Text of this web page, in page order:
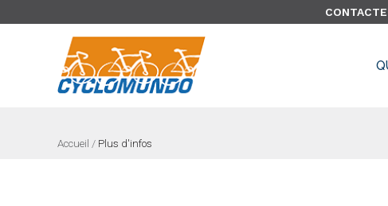
Accueil / Plus d'infos